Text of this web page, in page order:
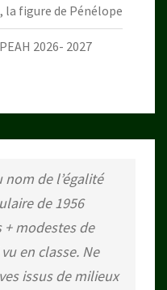
la figure de Pénélope
2026- 2027
nom de l’égalité
de 1956
+ modestes de
en classe. Ne
issus de milieux